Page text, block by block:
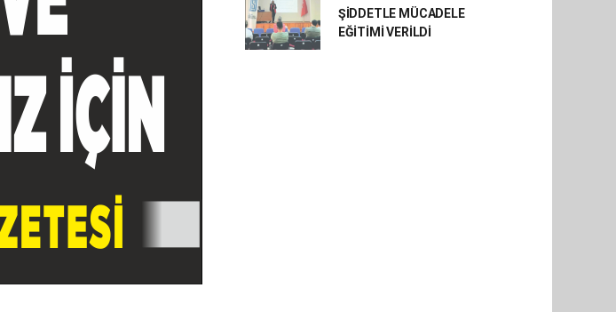
ŞİDDETLE MÜCADELE
EĞİTİMİ VERİLDİ